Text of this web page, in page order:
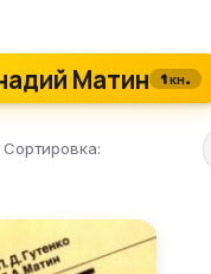
Матин 1 кн.
Сортировка: